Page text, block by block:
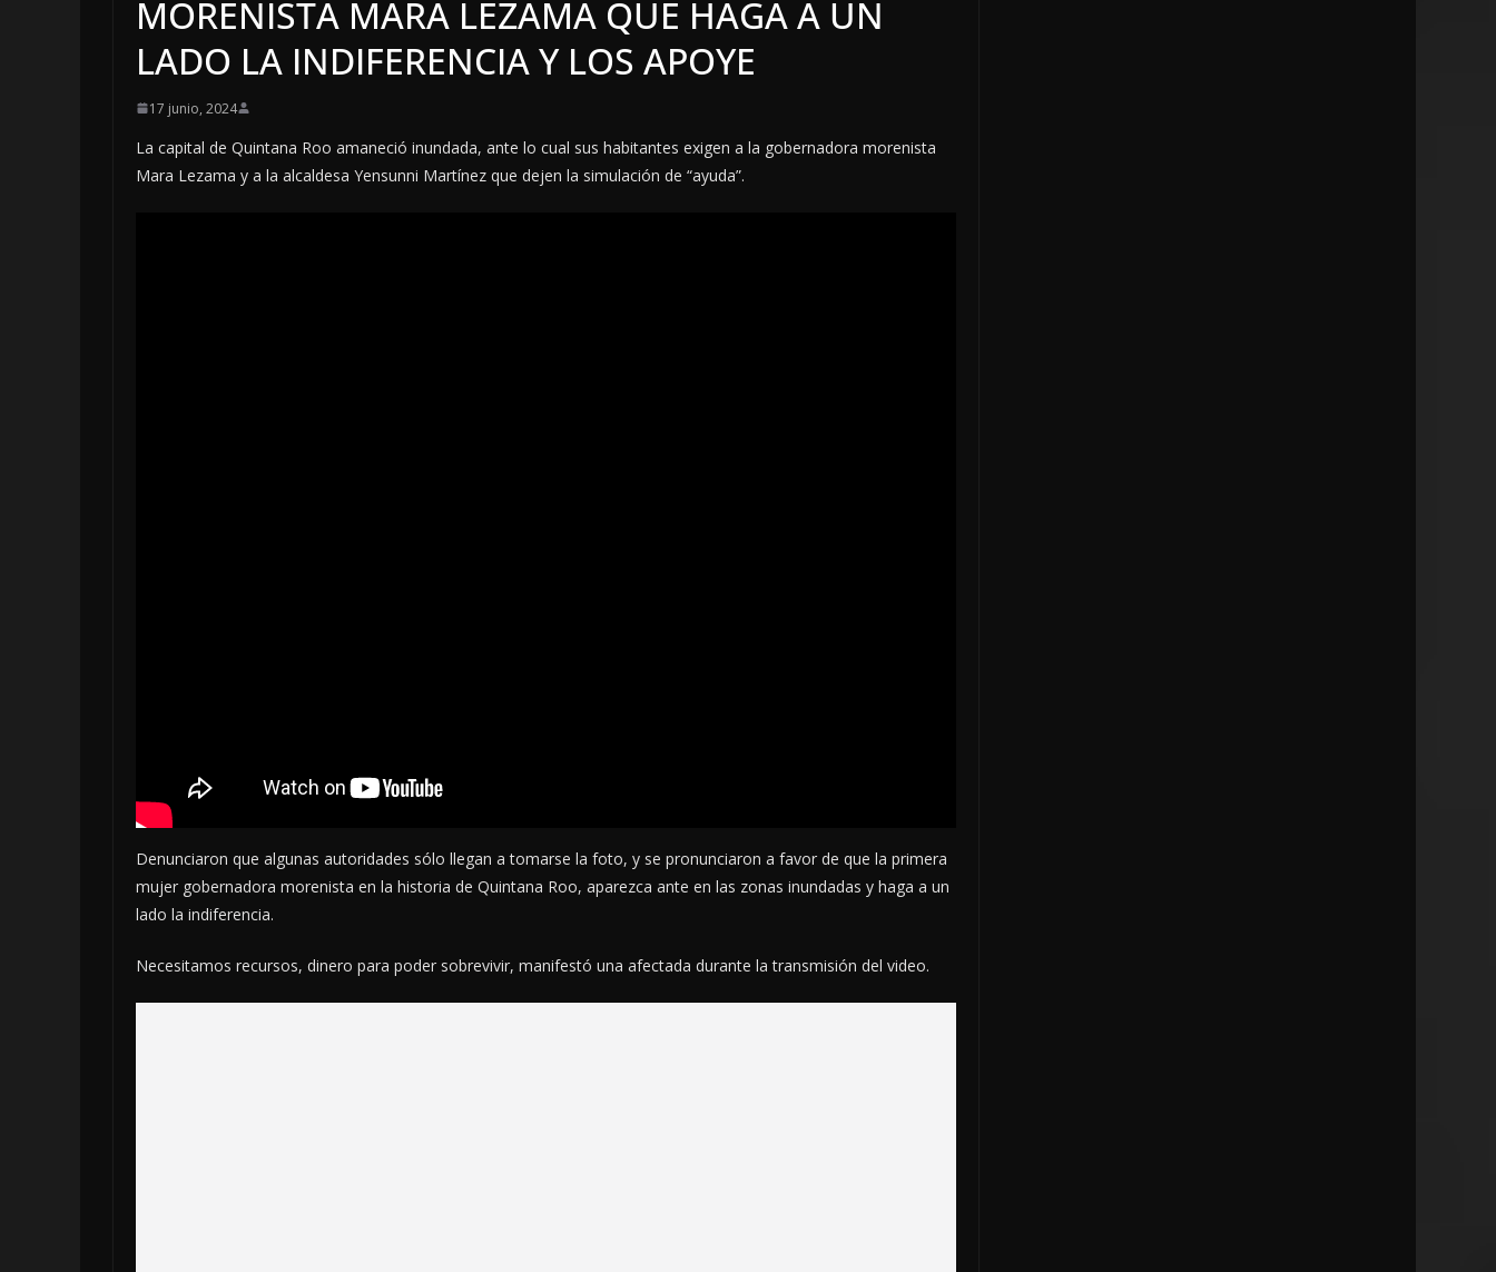
MORENISTA MARA LEZAMA QUE HAGA A UN
LADO LA INDIFERENCIA Y LOS APOYE
17 junio, 2024
La capital de Quintana Roo amaneció inundada, ante lo cual sus habitantes exigen a la gobernadora morenista
Mara Lezama y a la alcaldesa Yensunni Martínez que dejen la simulación de “ayuda”.
Denunciaron que algunas autoridades sólo llegan a tomarse la foto, y se pronunciaron a favor de que la primera
mujer gobernadora morenista en la historia de Quintana Roo, aparezca ante en las zonas inundadas y haga a un
lado la indiferencia.
Necesitamos recursos, dinero para poder sobrevivir, manifestó una afectada durante la transmisión del video.